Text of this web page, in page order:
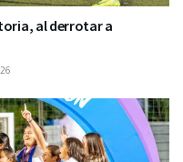
al derrotar a